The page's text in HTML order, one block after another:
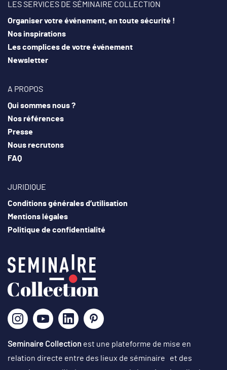
LES SERVICES DE SÉMINAIRE COLLECTION
Organiser votre événement, en toute sécurité !
Nos inspirations
Les complices de votre événement
Newsletter
A PROPOS
Qui sommes nous ?
Nos références
Presse
Nous recrutons
FAQ
JURIDIQUE
Conditions générales d’utilisation
Mentions légales
Politique de confidentialité
Seminaire Collection est une plateforme de mise en
relation directe entre des lieux de séminaire et des